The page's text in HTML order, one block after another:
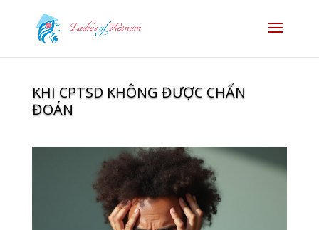
KHI CPTSD KHÔNG ĐƯỢC CHẨN
ĐOÁN